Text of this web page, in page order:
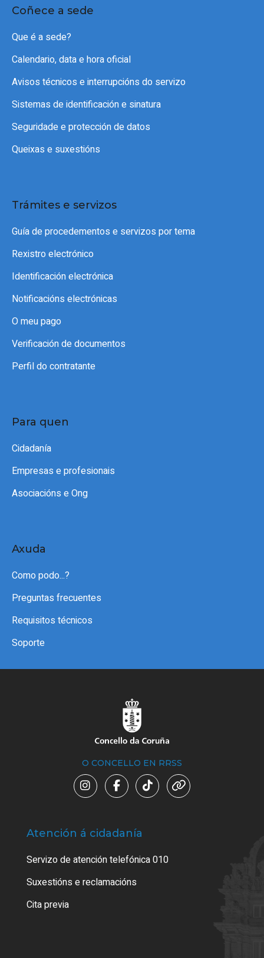
Coñece a sede
Que é a sede?
Calendario, data e hora oficial
Avisos técnicos e interrupcións do servizo
Sistemas de identificación e sinatura
Seguridade e protección de datos
Queixas e suxestións
Trámites e servizos
Guía de procedementos e servizos por tema
Rexistro electrónico
Identificación electrónica
Notificacións electrónicas
O meu pago
Verificación de documentos
Perfil do contratante
Para quen
Cidadanía
Empresas e profesionais
Asociacións e Ong
Axuda
Como podo...?
Preguntas frecuentes
Requisitos técnicos
Soporte
O CONCELLO EN RRSS
Atención á cidadanía
Servizo de atención telefónica 010
Suxestións e reclamacións
Cita previa